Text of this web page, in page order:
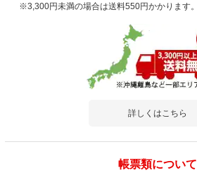
※3,300円未満の場合は送料550円かかります。
詳しくはこちら
帳票類について